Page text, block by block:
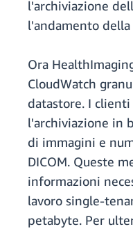
l'archiviazione
l'andamento
Ora
CloudWatch
datastore. I
l'archiviazione in
di immagini e
DICOM. Queste
informazioni
lavoro single-
petabyte. Per